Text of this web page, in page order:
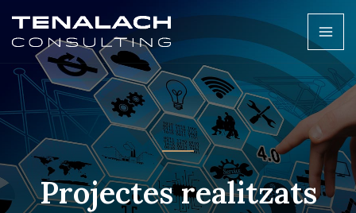
Projectes realitzats